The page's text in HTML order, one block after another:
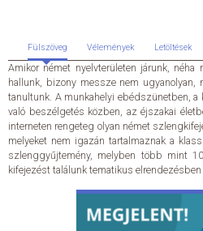
Fülszöveg Vélemények Letöltések
Amikor német nyelvterületen járunk,
hallunk, bizony messze nem ugyanolyan,
tanultunk. A munkahelyi ebédszünetben, a
való beszélgetés közben, az éjszakai
interneten rengeteg olyan német
melyeket nem igazán tartalmaznak a
szlenggyűjtemény, melyben több mint
kifejezést találunk tematikus